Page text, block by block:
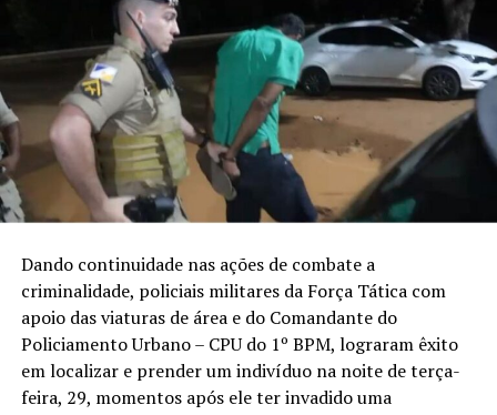
Dando continuidade nas ações de combate a
criminalidade, policiais militares da Força Tática com
apoio das viaturas de área e do Comandante do
Policiamento Urbano – CPU do 1º BPM, lograram êxito
em localizar e prender um indivíduo na noite de terça-
feira, 29, momentos após ele ter invadido uma